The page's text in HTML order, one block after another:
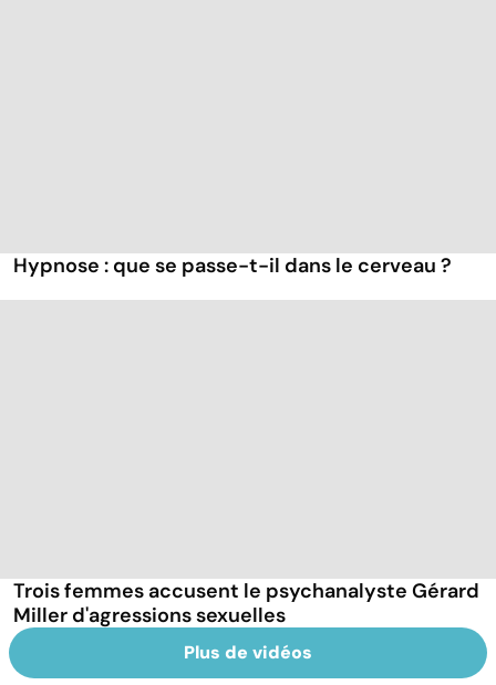
Hypnose : que se passe-t-il dans le cerveau ?
Trois femmes accusent le psychanalyste Gérard
Miller d'agressions sexuelles
Plus de vidéos